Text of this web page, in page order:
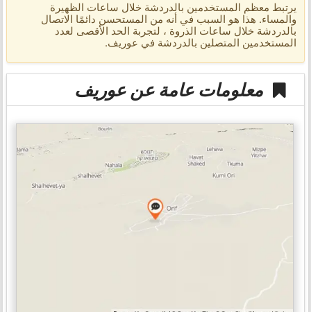
يرتبط معظم المستخدمين بالدردشة خلال ساعات الظهيرة
والمساء. هذا هو السبب في أنه من المستحسن دائمًا الاتصال
بالدردشة خلال ساعات الذروة ، لتجربة الحد الأقصى لعدد
المستخدمين المتصلين بالدردشة في عوريف.
معلومات عامة عن عوريف